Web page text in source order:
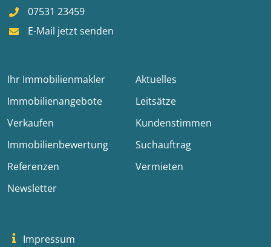
07531 23459
E-Mail jetzt senden
Ihr Immobilienmakler
Aktuelles
Immobilienangebote
Leitsätze
Verkaufen
Kundenstimmen
Immobilienbewertung
Suchauftrag
Referenzen
Vermieten
Newsletter
Impressum